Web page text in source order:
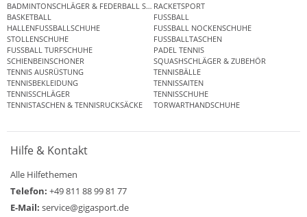
BADMINTONSCHLÄGER & FEDERBALL SETSRACKETSPORT
BASKETBALL
FUSSBALL
HALLENFUSSBALLSCHUHE
FUSSBALL NOCKENSCHUHE
STOLLENSCHUHE
FUSSBALLTASCHEN
FUSSBALL TURFSCHUHE
PADEL TENNIS
SCHIENBEINSCHONER
SQUASHSCHLÄGER & ZUBEHÖR
TENNIS AUSRÜSTUNG
TENNISBÄLLE
TENNISBEKLEIDUNG
TENNISSAITEN
TENNISSCHLÄGER
TENNISSCHUHE
TENNISTASCHEN & TENNISRUCKSÄCKE
TORWARTHANDSCHUHE
Hilfe & Kontakt
Alle Hilfethemen
Telefon: +49 811 88 99 81 77
E-Mail: service@gigasport.de